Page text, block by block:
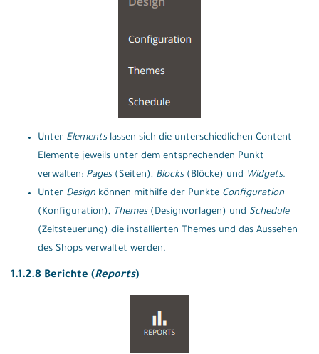
Unter Elementslassen sich die unterschiedlichen Content-
Elemente jeweils unter dem entsprechenden Punkt
verwalten: Pages(Seiten), Blocks(Blöcke) und Widgets.
Unter Designkönnen mithilfe der Punkte Configuration
(Konfiguration), Themes(Designvorlagen) und Schedule
(Zeitsteuerung) die installierten Themes und das Aussehen
des Shops verwaltet werden.
1.1.2.8 Berichte (Reports)